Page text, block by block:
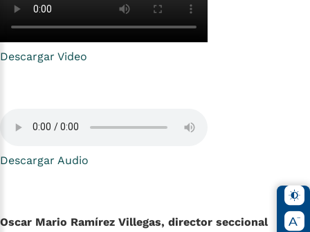
Descargar Video
Descargar Audio
Oscar Mario Ramírez Villegas, director seccional